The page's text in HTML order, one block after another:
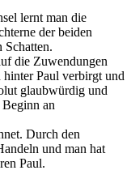
lernt man die
der beiden
Schatten.
die Zuwendungen
hinter Paul verbirgt und
glaubwürdig und
an
Durch den
und man hat
Paul.